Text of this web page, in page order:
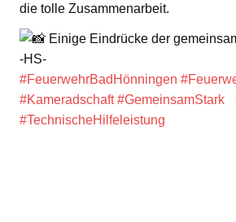
die tolle Zusammenarbeit.
Einige Eindrücke der
-HS-
#FeuerwehrBadHönningen
#Kameradschaft #GemeinsamStark
#TechnischeHilfeleistung